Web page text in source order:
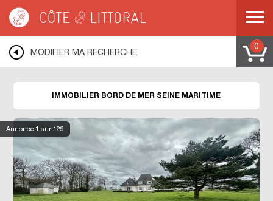
SEINE MARITIME
MODIFIER MA RECHERCHE
0
Annonce 1 sur 129
IMMOBILIER BORD DE MER SEINE MARITIME